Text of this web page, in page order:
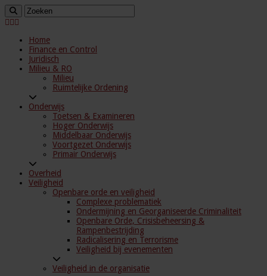
Home
Finance en Control
Juridisch
Milieu & RO
Milieu
Ruimtelijke Ordening
Onderwijs
Toetsen & Examineren
Hoger Onderwijs
Middelbaar Onderwijs
Voortgezet Onderwijs
Primair Onderwijs
Overheid
Veiligheid
Openbare orde en veiligheid
Complexe problematiek
Ondermijning en Georganiseerde Criminaliteit
Openbare Orde, Crisisbeheersing &
Rampenbestrijding
Radicalisering en Terrorisme
Veiligheid bij evenementen
Veiligheid in de organisatie